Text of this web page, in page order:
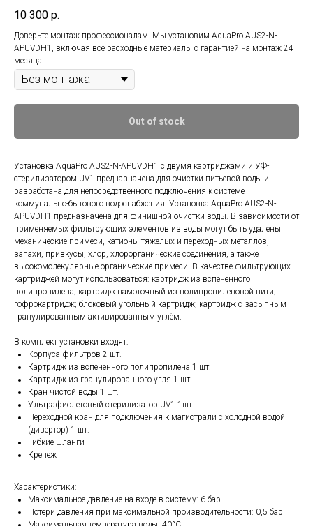
10 300 р.
Доверьте монтаж профессионалам. Мы установим AquaPro AUS2-N-
APUVDH1, включая все расходные материалы с гарантией на монтаж 24
месяца.
Out of stock
Установка AquaPro AUS2-N-APUVDH1 с двумя картриджами и УФ-
стерилизатором UV1 предназначена для очистки питьевой воды и
разработана для непосредственного подключения к системе
коммунально-бытового водоснабжения. Установка AquaPro AUS2-N-
APUVDH1 предназначена для финишной очистки воды. В зависимости от
применяемых фильтрующих элементов из воды могут быть удалены
механические примеси, катионы тяжелых и переходных металлов,
запахи, привкусы, хлор, хлорорганические соединения, а также
высокомолекулярные органические примеси. В качестве фильтрующих
картриджей могут использоваться: картридж из вспененного
полипропилена; картридж намоточный из полипропиленовой нити;
гофрокартридж; блоковый угольный картридж; картридж с засыпным
гранулированным активированным углём.
В комплект установки входят:
Корпуса фильтров 2 шт.
Картридж из вспененного полипропилена 1 шт.
Картридж из гранулированного угля 1 шт.
Кран чистой воды 1 шт.
Ультрафиолетовый стерилизатор UV1 1шт.
Переходной кран для подключения к магистрали с холодной водой
(дивертор) 1 шт.
Гибкие шланги
Крепеж
Характеристики:
Максимальное давление на входе в систему: 6 бар
Потери давления при максимальной производительности: 0,5 бар